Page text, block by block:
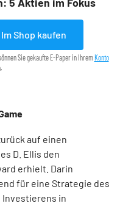
Im Shop kaufen
Sie gekaufte E-Paper in Ihrem Konto
auf einen
D. Ellis den
erhielt. Darin
für eine Strategie des
in